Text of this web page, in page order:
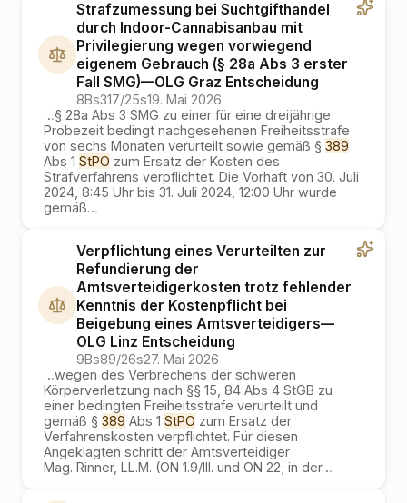
Strafzumessung bei Suchtgifthandel
durch Indoor-Cannabisanbau mit
Privilegierung wegen vorwiegend
eigenem Gebrauch (§ 28a Abs 3 erster
Fall SMG)—OLG Graz Entscheidung
8Bs317/25s19. Mai 2026
…§ 28a Abs 3 SMG zu einer für eine dreijährige
Probezeit bedingt nachgesehenen Freiheitsstrafe
von sechs Monaten verurteilt sowie gemäß § 389
Abs 1 StPO zum Ersatz der Kosten des
Strafverfahrens verpflichtet. Die Vorhaft von 30. Juli
2024, 8:45 Uhr bis 31. Juli 2024, 12:00 Uhr wurde
gemäß…
Verpflichtung eines Verurteilten zur
Refundierung der
Amtsverteidigerkosten trotz fehlender
Kenntnis der Kostenpflicht bei
Beigebung eines Amtsverteidigers—
OLG Linz Entscheidung
9Bs89/26s27. Mai 2026
…wegen des Verbrechens der schweren
Körperverletzung nach §§ 15, 84 Abs 4 StGB zu
einer bedingten Freiheitsstrafe verurteilt und
gemäß § 389 Abs 1 StPO zum Ersatz der
Verfahrenskosten verpflichtet. Für diesen
Angeklagten schritt der Amtsverteidiger
Mag. Rinner, LL.M. (ON 1.9/III. und ON 22; in der…